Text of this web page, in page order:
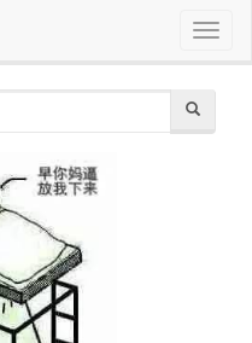
Toggle